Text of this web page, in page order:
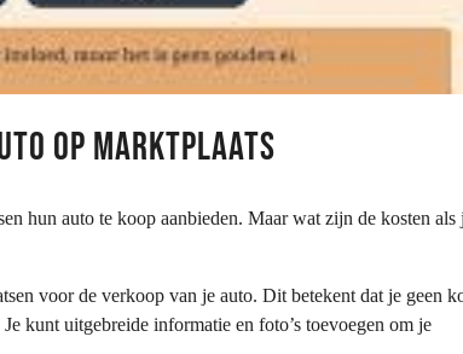
op Marktplaats
hun auto te koop aanbieden. Maar wat zijn de kosten als
voor de verkoop van je auto. Dit betekent dat je geen
kunt uitgebreide informatie en foto’s toevoegen om je